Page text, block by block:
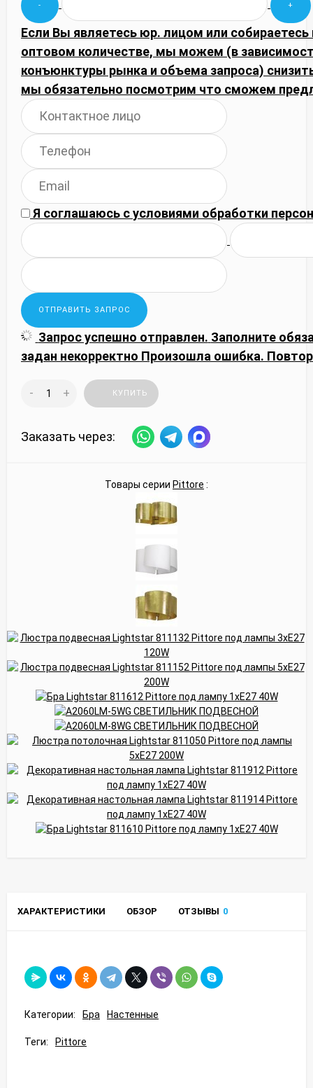
Если Вы являетесь юр. лицом или собираетесь
оптовом количестве, мы можем (в
конъюнктуры рынка и объема запроса)
мы обязательно посмотрим что сможем
Я соглашаюсь сусловиями обработки
Запрос успешно отправлен. Заполните
задан некорректно Произошла ошибка.
- + КУПИТЬ
Заказать через:
Товары серии Pittore :
ХАРАКТЕРИСТИКИ ОБЗОР ОТЗЫВЫ 0
Категории: Бра Настенные
Теги: Pittore